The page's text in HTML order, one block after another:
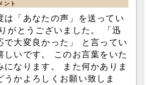
ント
は「あなたの声」を送ってい
がとうございました。 「迅
で大変良かった」 と言ってい
しいです。 このお言葉をいた
になります。 また何かありま
うかよろしくお願い致しま